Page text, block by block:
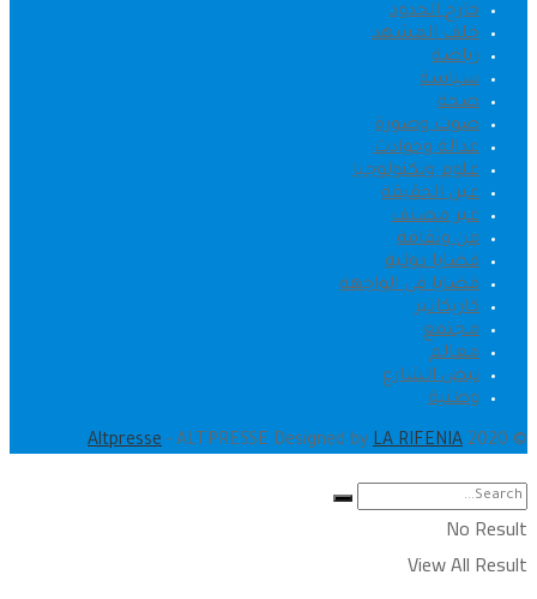
خارج الحدود
خلف المشهد
رياضة
سياسة
صحة
صوت وصورة
عدالة وحوادث
علوم وتكنولوجيا
عين الحقيقة
غير مصنف
فن وثقافة
قضايا دولية
قضايا في الواجهة
كاريكاتير
مجتمع
معالم
نبض الشارع
وطنية
© 2020
Altpresse - ALTPRESSE Designed by LA RIFENIA
.
No Result
View All Result